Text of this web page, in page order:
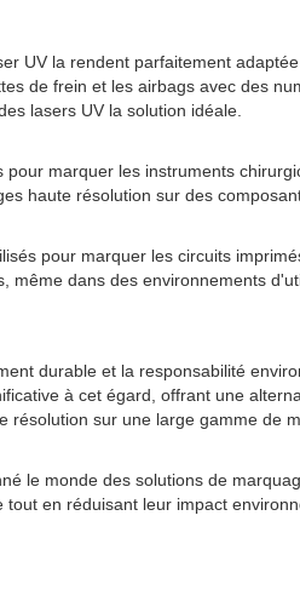
UV la rendent parfaitement
de frein et les airbags avec des
lasers UV la solution idéale.
marquer les instruments
haute résolution sur des
pour marquer les circuits
même dans des environnements
durable et la responsabilité
à cet égard, offrant une
sur une large gamme de
le monde des solutions de
en réduisant leur impact